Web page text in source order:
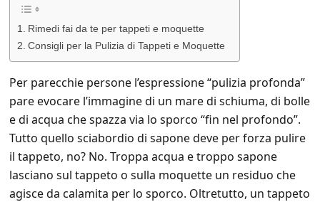
Rimedi fai da te per tappeti e moquette
Consigli per la Pulizia di Tappeti e Moquette
Per parecchie persone l’espressione “pulizia profonda”
pare evocare l’immagine di un mare di schiuma, di bolle
e di acqua che spazza via lo sporco “fin nel profondo”.
Tutto quello sciabordio di sapone deve per forza pulire
il tappeto, no? No. Troppa acqua e troppo sapone
lasciano sul tappeto o sulla moquette un residuo che
agisce da calamita per lo sporco. Oltretutto, un tappeto